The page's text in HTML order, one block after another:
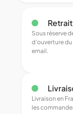
Retrait
Sous réserve
d’ouverture
email.
Livraison en
les